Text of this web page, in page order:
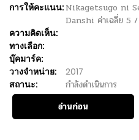
การให้คะแนน: Nikagetsugo ni
Danshi ค่าเฉลี่ย 5 /
ความคิดเห็น:
ทางเลือก:
บุ๊คมาร์ค:
วางจำหน่าย:
2017
สถานะ:
กำลังดำเนินการ
อ่านก่อน